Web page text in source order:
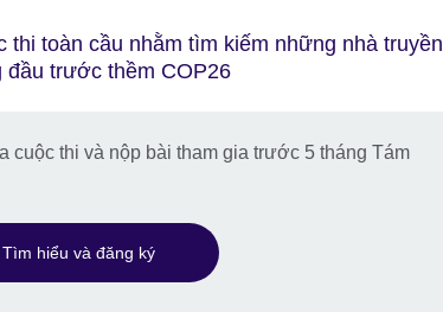
thi toàn cầu nhằm tìm kiếm những nhà truyền
đầu trước thềm COP26
cuộc thi và nộp bài tham gia trước 5 tháng Tám
Tìm hiểu và đăng ký